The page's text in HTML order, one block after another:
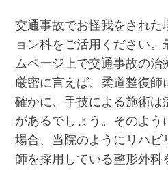
交通事故でお怪我をされた
ョン科をご活用ください
ムページ上で交通事故の治
厳密に言えば、柔道整復師
確かに、手技による施術は
があるでしょう。そのよう
場合、当院のようにリハビ
師を採用している整形外